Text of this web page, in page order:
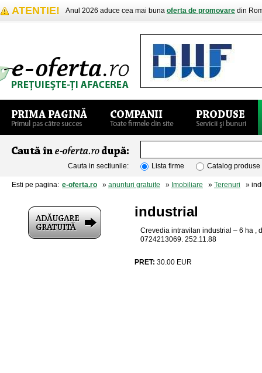
ATENTIE! Anul 2026 aduce cea mai buna oferta de promovare din
Cauta in sectiunile: Lista firme Catalog produse
Esti pe pagina: e-oferta.ro » anunturi gratuite » Imobiliare » Terenuri »
industrial
Crevedia intravilan industrial – 6 ha ,
0724213069. 252.11.88
PRET: 30.00 EUR